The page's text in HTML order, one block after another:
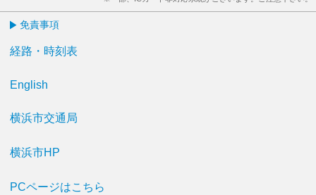
免責事項
経路・時刻表
English
横浜市交通局
横浜市HP
PCページはこちら